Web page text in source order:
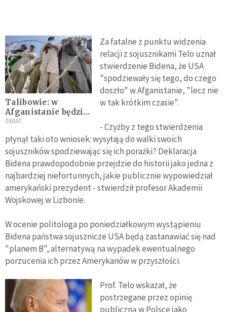
Talibowie: w
Afganistanie będzie
obowiązywało
ŚWIAT
Za fatalne z punktu widzenia
relacji z sojusznikami Telo uznał
stwierdzenie Bidena, że USA
"spodziewały się tego, do czego
doszło" w Afganistanie, "lecz nie
w tak krótkim czasie".
- Czyżby z tego stwierdzenia
płynął taki oto wniosek: wysyłają do walki swoich
sojuszników spodziewając się ich porażki? Deklaracja
Bidena prawdopodobnie przejdzie do historii jako jedna z
najbardziej niefortunnych, jakie publicznie wypowiedział
amerykański prezydent - stwierdził profesor Akademii
Wojskowej w Lizbonie.
W ocenie politologa po poniedziałkowym wystąpieniu
Bidena państwa sojusznicze USA będą zastanawiać się nad
"planem B", alternatywą na wypadek ewentualnego
porzucenia ich przez Amerykanów w przyszłości.
Prof. Telo wskazał, że
postrzegane przez opinię
publiczną w Polsce jako